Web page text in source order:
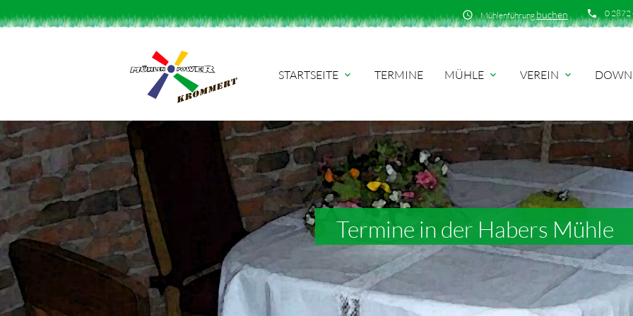
phone 0 2872
schedule Mühlenführungbuchen
STARTSEITE expand_more TERMINE MÜHLE expand_more VEREIN expand_more
Suchbegriffe
Termine in der Habers Mühle